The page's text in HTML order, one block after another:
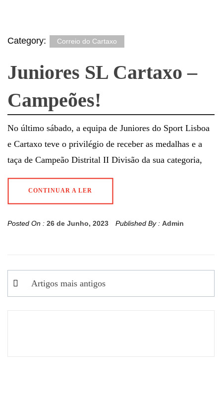
Category: Correio do Cartaxo
Juniores SL Cartaxo –
Campeões!
No último sábado, a equipa de Juniores do Sport Lisboa
e Cartaxo teve o privilégio de receber as medalhas e a
taça de Campeão Distrital II Divisão da sua categoria,
CONTINUAR A LER
Posted On : 26 de Junho, 2023 Published By : Admin
Navegação
de
Artigos mais antigos